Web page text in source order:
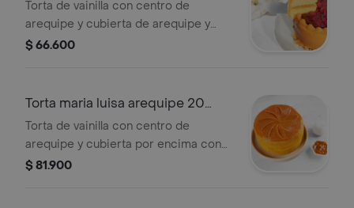
Torta de vainilla con centro de
arequipe y cubierta de arequipe y
mora.
$ 66.600
Torta maria luisa arequipe 20
porc
Torta de vainilla con centro de
arequipe y cubierta por encima con
arequipe.
$ 81.900